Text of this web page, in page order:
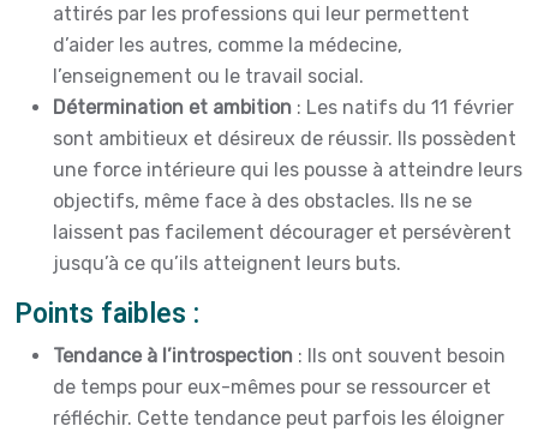
attirés par les professions qui leur permettent
d’aider les autres, comme la médecine,
l’enseignement ou le travail social.
Détermination et ambition : Les natifs du 11 février
sont ambitieux et désireux de réussir. Ils possèdent
une force intérieure qui les pousse à atteindre leurs
objectifs, même face à des obstacles. Ils ne se
laissent pas facilement décourager et persévèrent
jusqu’à ce qu’ils atteignent leurs buts.
Points faibles :
Tendance à l’introspection : Ils ont souvent besoin
de temps pour eux-mêmes pour se ressourcer et
réfléchir. Cette tendance peut parfois les éloigner